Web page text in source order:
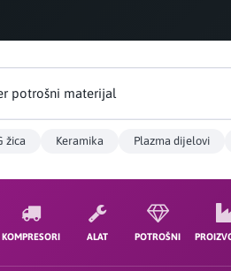
žica Keramika Plazma dijelovi
KOMPRESORI ALAT POTROŠNI